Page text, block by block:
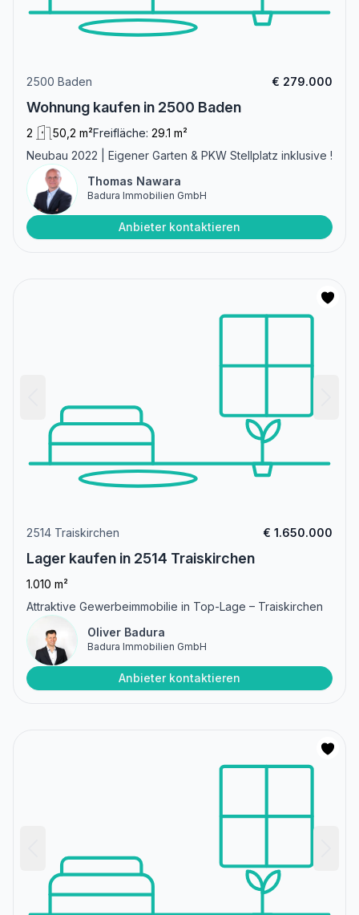
2500 Baden € 279.000
Wohnung kaufen in 2500 Baden
2 50,2 m²Freifläche: 29.1 m²
Neubau 2022 | Eigener Garten & PKW Stellplatz inklusive !
Thomas Nawara
Badura Immobilien GmbH
Anbieter kontaktieren
2514 Traiskirchen € 1.650.000
Lager kaufen in 2514 Traiskirchen
1.010 m²
Attraktive Gewerbeimmobilie in Top-Lage – Traiskirchen
Oliver Badura
Badura Immobilien GmbH
Anbieter kontaktieren